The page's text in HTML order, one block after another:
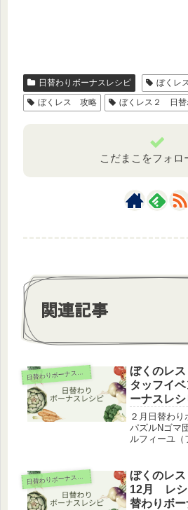
日替わりボーナスレシピ
ぼくレ
ぼくレス 攻略
ぼくレス２ 日替
こだまこをフォロ
関連記事
日
替わりボーナスレシピ
ぼくのレ
タッフイ
ーナスレ
２月日替わ
パズルNゴマ
ルフィーユ（
（中）Nとん
パズルRエス
日
替わりボーナスレシピ
ぼくのレ
12月 レシ
替わりボ